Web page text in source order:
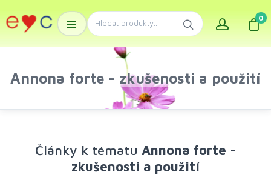
0
Annona forte - zkušenosti a použití
Články k tématu Annona forte -
zkušenosti a použití